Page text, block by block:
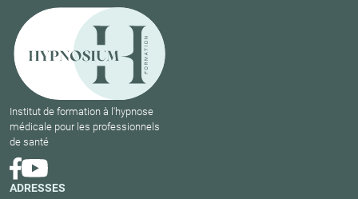
Institut de formation à l'hypnose
médicale pour les professionnels
de santé
ADRESSES